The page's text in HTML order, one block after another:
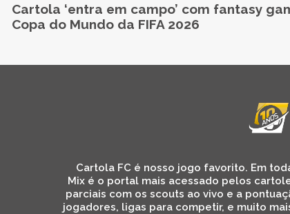
Cartola ‘entra em campo’ com fantasy
Copa do Mundo da FIFA 2026
Cartola FC é nosso jogo favorito. Em
Mix é o portal mais acessado pelos
parciais com os scouts ao vivo e a
jogadores, ligas para competir, e muito